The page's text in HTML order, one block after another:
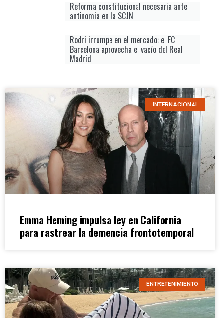
Reforma constitucional necesaria ante
antinomia en la SCJN
Rodri irrumpe en el mercado: el FC
Barcelona aprovecha el vacío del Real
Madrid
INTERNACIONAL
Emma Heming impulsa ley en California
para rastrear la demencia frontotemporal
ENTRETENIMIENTO